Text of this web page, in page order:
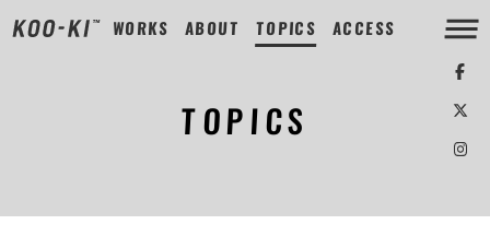
WORKS ABOUT TOPICS ACCESS
TOPICS